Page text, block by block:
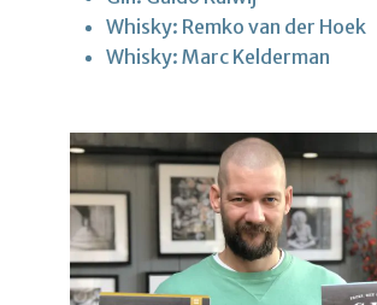
Whisky: Remko van der Hoek
Whisky: Marc Kelderman